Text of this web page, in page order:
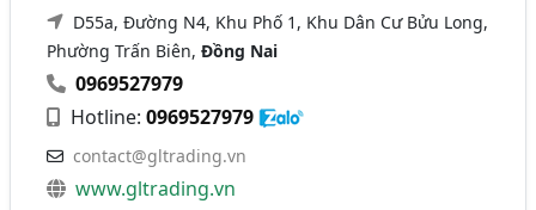
D55a, Đường N4, Khu Phố 1, Khu Dân Cư Bửu Long,
Phường Trấn Biên,Đồng Nai
0969527979
Hotline:0969527979
contact@gltrading.vn
www.gltrading.vn